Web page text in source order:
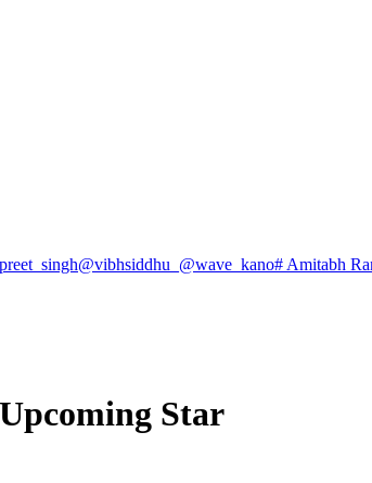
@vibhsiddhu_ @wave_kano# Amitabh
Star